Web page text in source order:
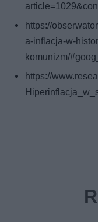
https://
a-inflacja-w-
komunizm/
https://